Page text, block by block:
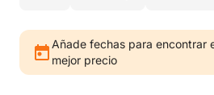
Añade fechas para encontrar
mejor precio